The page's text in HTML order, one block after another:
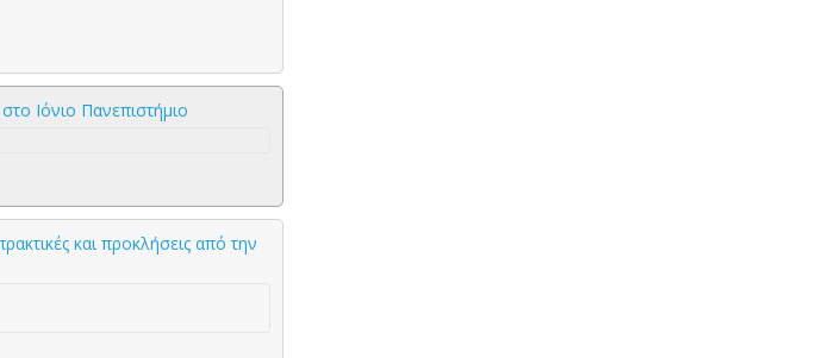
Ιόνιο Πανεπιστήμιο
και προκλήσεις από την